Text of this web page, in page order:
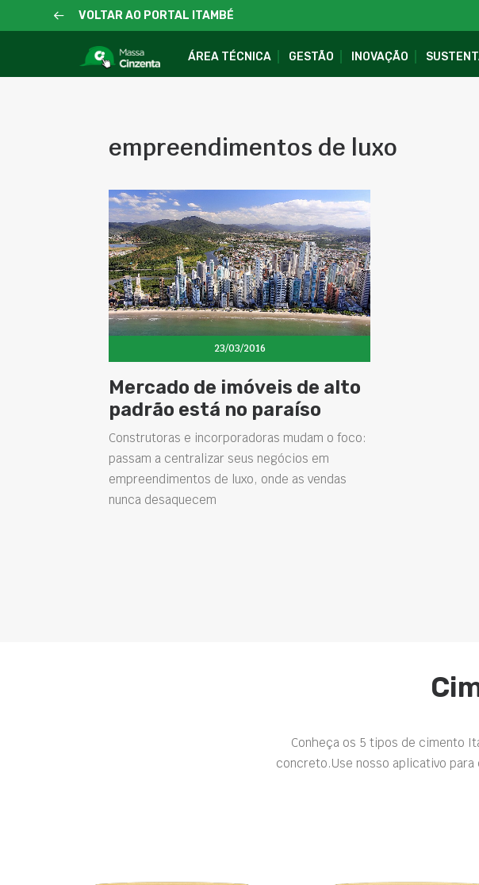
VOLTAR AO PORTAL ITAMBÉ
ÁREA TÉCNICA GESTÃO INOVAÇÃO
empreendimentos de luxo
23/03/2016
Mercado de imóveis de alto
padrão está no paraíso
Construtoras e incorporadoras mudam o foco:
passam a centralizar seus negócios em
empreendimentos de luxo, onde as vendas
nunca desaquecem
Conheça os 5 tipos de cimento
concreto.Use nosso aplicativo